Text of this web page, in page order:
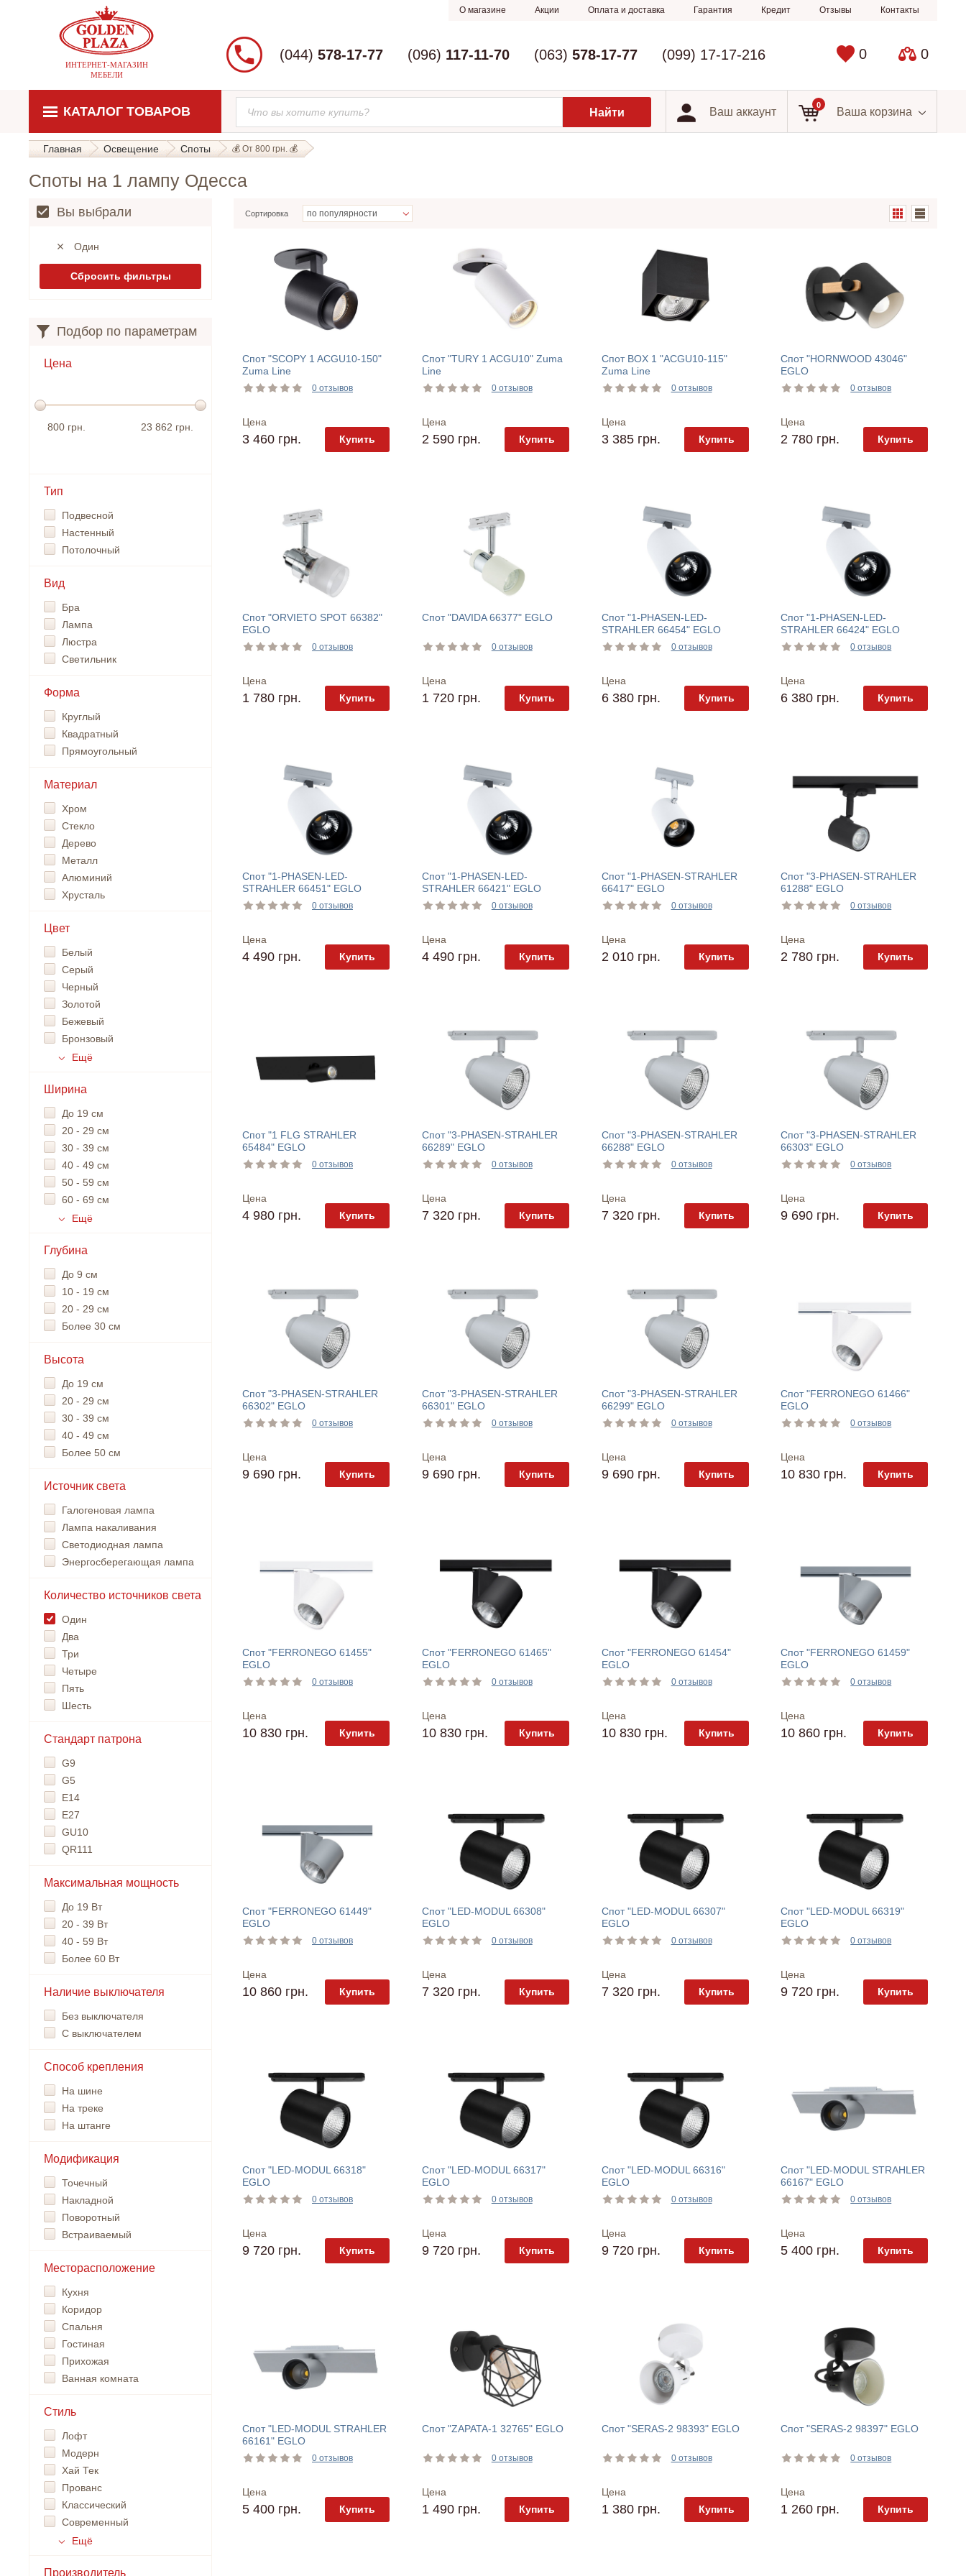
ИНТЕРНЕТ-МАГАЗИН
МЕБЕЛИ
О магазине Акции Оплата и доставка Гарантия Кредит Отзывы Контакты
0 0
(044) 578-17-77 (096) 117-11-70 (063) 578-17-77 (099) 17-17-216
КАТАЛОГ ТОВАРОВ Ваш аккаунт
0
Ваша корзина
Главная Освещение Споты 💰 От 800 грн. 💰
Споты на 1 лампу Одесса
Вы выбрали
Один
Сбросить фильтры
Подбор по параметрам
Цена
800 грн. 23 862 грн.
Тип
Подвесной
Настенный
Потолочный
Вид
Бра
Лампа
Люстра
Светильник
Форма
Круглый
Квадратный
Прямоугольный
Материал
Хром
Стекло
Дерево
Металл
Алюминий
Хрусталь
Цвет
Белый
Серый
Черный
Золотой
Бежевый
Бронзовый
Ещё
Ширина
До 19 см
20 - 29 см
30 - 39 см
40 - 49 см
50 - 59 см
60 - 69 см
Ещё
Глубина
До 9 см
10 - 19 см
20 - 29 см
Более 30 см
Высота
До 19 см
20 - 29 см
30 - 39 см
40 - 49 см
Более 50 см
Источник света
Галогеновая лампа
Лампа накаливания
Светодиодная лампа
Энергосберегающая лампа
Количество источников света
Один
Два
Три
Четыре
Пять
Шесть
Стандарт патрона
G9
G5
Е14
Е27
GU10
QR111
Максимальная мощность
До 19 Вт
20 - 39 Вт
40 - 59 Вт
Более 60 Вт
Наличие выключателя
Без выключателя
С выключателем
Способ крепления
На шине
На треке
На штанге
Модификация
Точечный
Накладной
Поворотный
Встраиваемый
Месторасположение
Кухня
Коридор
Спальня
Гостиная
Прихожая
Ванная комната
Стиль
Лофт
Модерн
Хай Тек
Прованс
Классический
Современный
Ещё
Производитель
Сортировка
Спот "SCOPY 1 ACGU10-150"
Zuma Line
0 отзывов
Цена
3 460 грн. Купить
Спот "TURY 1 ACGU10" Zuma
Line
0 отзывов
Цена
2 590 грн. Купить
Спот BOX 1 "ACGU10-115"
Zuma Line
0 отзывов
Цена
3 385 грн. Купить
Спот "HORNWOOD 43046"
EGLO
0 отзывов
Цена
2 780 грн. Купить
Спот "ORVIETO SPOT 66382"
EGLO
0 отзывов
Цена
1 780 грн. Купить
Спот "DAVIDA 66377" EGLO
0 отзывов
Цена
1 720 грн. Купить
Спот "1-PHASEN-LED-
STRAHLER 66454" EGLO
0 отзывов
Цена
6 380 грн. Купить
Спот "1-PHASEN-LED-
STRAHLER 66424" EGLO
0 отзывов
Цена
6 380 грн. Купить
Спот "1-PHASEN-LED-
STRAHLER 66451" EGLO
0 отзывов
Цена
4 490 грн. Купить
Спот "1-PHASEN-LED-
STRAHLER 66421" EGLO
0 отзывов
Цена
4 490 грн. Купить
Спот "1-PHASEN-STRAHLER
66417" EGLO
0 отзывов
Цена
2 010 грн. Купить
Спот "3-PHASEN-STRAHLER
61288" EGLO
0 отзывов
Цена
2 780 грн. Купить
Спот "1 FLG STRAHLER
65484" EGLO
0 отзывов
Цена
4 980 грн. Купить
Спот "3-PHASEN-STRAHLER
66289" EGLO
0 отзывов
Цена
7 320 грн. Купить
Спот "3-PHASEN-STRAHLER
66288" EGLO
0 отзывов
Цена
7 320 грн. Купить
Спот "3-PHASEN-STRAHLER
66303" EGLO
0 отзывов
Цена
9 690 грн. Купить
Спот "3-PHASEN-STRAHLER
66302" EGLO
0 отзывов
Цена
9 690 грн. Купить
Спот "3-PHASEN-STRAHLER
66301" EGLO
0 отзывов
Цена
9 690 грн. Купить
Спот "3-PHASEN-STRAHLER
66299" EGLO
0 отзывов
Цена
9 690 грн. Купить
Спот "FERRONEGO 61466"
EGLO
0 отзывов
Цена
10 830 грн. Купить
Спот "FERRONEGO 61455"
EGLO
0 отзывов
Цена
10 830 грн. Купить
Спот "FERRONEGO 61465"
EGLO
0 отзывов
Цена
10 830 грн. Купить
Спот "FERRONEGO 61454"
EGLO
0 отзывов
Цена
10 830 грн. Купить
Спот "FERRONEGO 61459"
EGLO
0 отзывов
Цена
10 860 грн. Купить
Спот "FERRONEGO 61449"
EGLO
0 отзывов
Цена
10 860 грн. Купить
Спот "LED-MODUL 66308"
EGLO
0 отзывов
Цена
7 320 грн. Купить
Спот "LED-MODUL 66307"
EGLO
0 отзывов
Цена
7 320 грн. Купить
Спот "LED-MODUL 66319"
EGLO
0 отзывов
Цена
9 720 грн. Купить
Спот "LED-MODUL 66318"
EGLO
0 отзывов
Цена
9 720 грн. Купить
Спот "LED-MODUL 66317"
EGLO
0 отзывов
Цена
9 720 грн. Купить
Спот "LED-MODUL 66316"
EGLO
0 отзывов
Цена
9 720 грн. Купить
Спот "LED-MODUL STRAHLER
66167" EGLO
0 отзывов
Цена
5 400 грн. Купить
Спот "LED-MODUL STRAHLER
66161" EGLO
0 отзывов
Цена
5 400 грн. Купить
Спот "ZAPATA-1 32765" EGLO
0 отзывов
Цена
1 490 грн. Купить
Спот "SERAS-2 98393" EGLO
0 отзывов
Цена
1 380 грн. Купить
Спот "SERAS-2 98397" EGLO
0 отзывов
Цена
1 260 грн. Купить